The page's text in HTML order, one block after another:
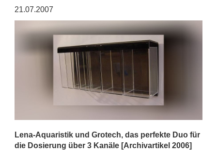
21.07.2007
Lena-Aquaristik und Grotech, das perfekte Duo für
die Dosierung über 3 Kanäle [Archivartikel 2006]